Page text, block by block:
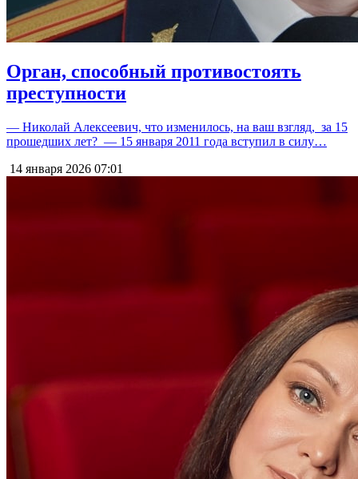
Орган, способный противостоять
преступности
— Николай Алексеевич, что изменилось, на ваш взгляд, за 15
прошедших лет? — 15 января 2011 года вступил в силу…
14 января 2026 07:01